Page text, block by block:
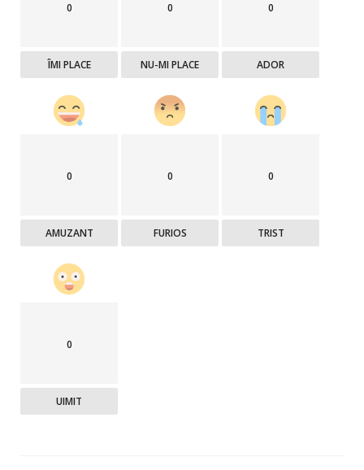
0
ÎMI PLACE
0
NU-MI PLACE
0
ADOR
0
AMUZANT
0
FURIOS
0
TRIST
0
UIMIT